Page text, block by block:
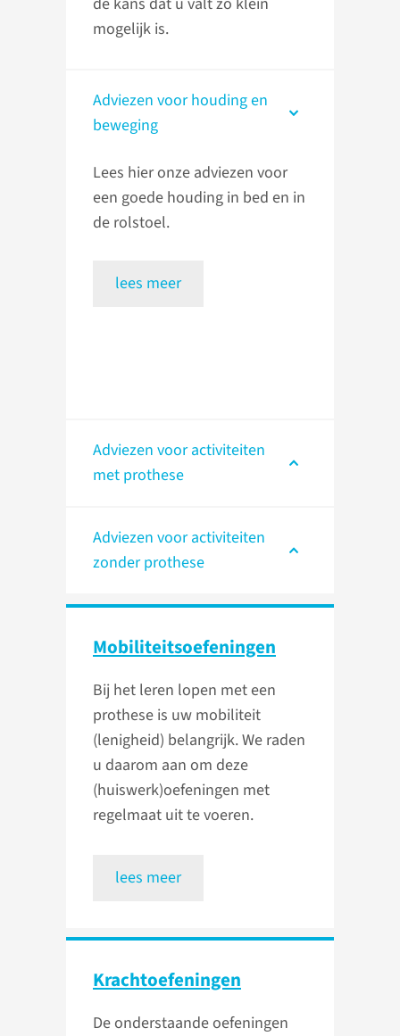
mogelijk is.
Adviezen voor houding en
beweging
Lees hier onze adviezen voor
een goede houding in bed en in
de rolstoel.
lees meer
Adviezen voor activiteiten
met prothese
Adviezen voor activiteiten
zonder prothese
Mobiliteits­oefeningen
Bij het leren lopen met een
prothese is uw mobiliteit
(lenigheid) belangrijk. We raden
u daarom aan om deze
(huiswerk)oefeningen met
regelmaat uit te voeren.
lees meer
Kracht­oefeningen
De onderstaande oefeningen